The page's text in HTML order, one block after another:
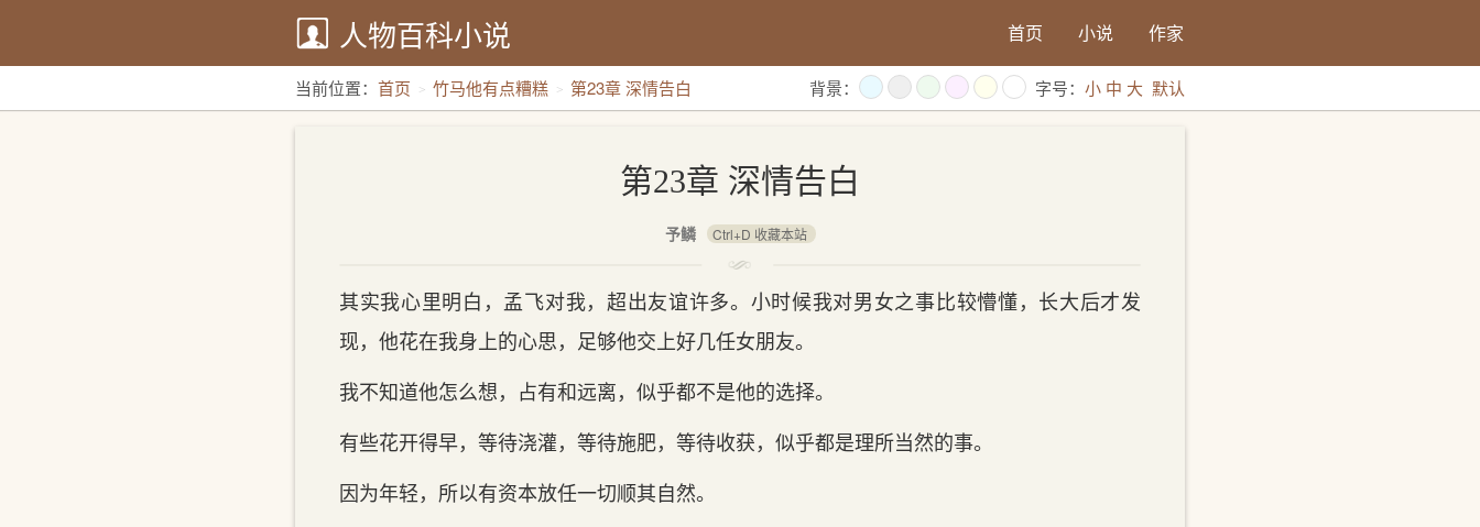
人物百科小说 首页 小说 作家
当前位置： 首页 竹马他有点糟糕 第23章 深情告白 背景： 字号： 小 中 大 默认
第23章 深情告白
予鳞 Ctrl+D 收藏本站
其实我心里明白，孟飞对我，超出友谊许多。小时候我对男女之事比较懵懂，长大后才发
现，他花在我身上的心思，足够他交上好几任女朋友。
我不知道他怎么想，占有和远离，似乎都不是他的选择。
有些花开得早，等待浇灌，等待施肥，等待收获，似乎都是理所当然的事。
因为年轻，所以有资本放任一切顺其自然。